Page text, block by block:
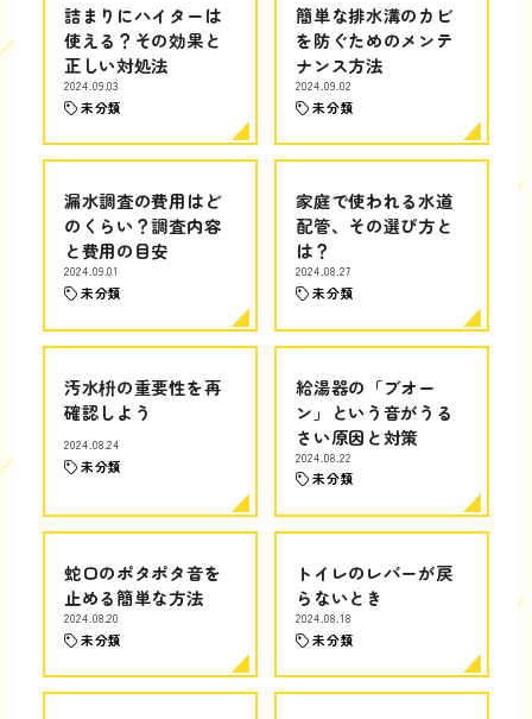
詰まりにハイターは
使える？その効果と
正しい対処法
2024.09.03
未分類
簡単な排水溝のカビ
を防ぐためのメンテ
ナンス方法
2024.09.02
未分類
漏水調査の費用はど
のくらい？調査内容
と費用の目安
2024.09.01
未分類
家庭で使われる水道
配管、その選び方と
は？
2024.08.27
未分類
汚水枡の重要性を再
確認しよう
2024.08.24
未分類
給湯器の「ブオー
ン」という音がうる
さい原因と対策
2024.08.22
未分類
蛇口のポタポタ音を
止める簡単な方法
2024.08.20
未分類
トイレのレバーが戻
らないとき
2024.08.18
未分類